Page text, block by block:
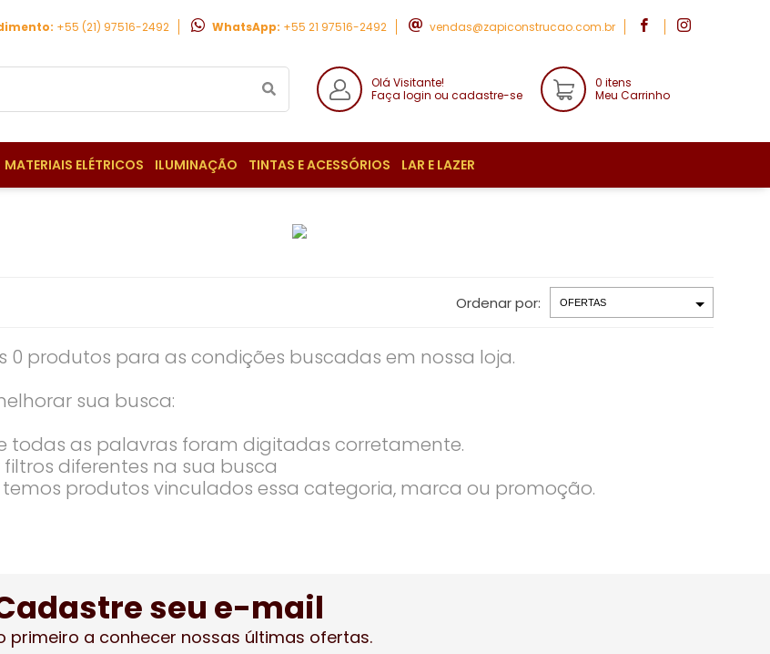
+55 (21) 97516-2492 WhatsApp: +55 21 97516-2492 vendas@zapiconstrucao.com.br
Olá Visitante!
Faça login ou cadastre-se
0 itens
Meu Carrinho
MATERIAIS ELÉTRICOS ILUMINAÇÃO TINTAS E ACESSÓRIOS LAR E LAZER
Ordenar por:
0 produtos para as condições buscadas em nossa loja.
sua busca:
todas as palavras foram digitadas corretamente.
filtros diferentes na sua busca
produtos vinculados essa categoria, marca ou promoção.
seu e-mail
primeiro a conhecer nossas últimas ofertas.